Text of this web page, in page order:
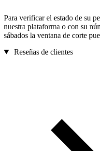
Para verificar el estado de su
nuestra plataforma o con su
sábados la ventana de corte
Reseñas de clientes